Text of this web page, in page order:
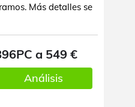
Más detalles se
a 549 €
Análisis